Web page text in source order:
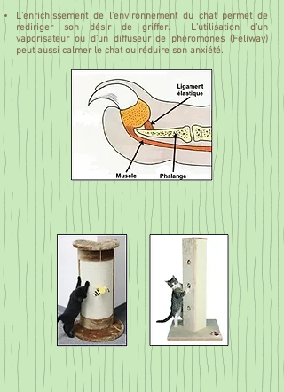
L’enrichissement de l’environnement du chat permet de
rediriger son désir de griffer. L’utilisation d’un
vaporisateur ou d’un diffuseur de phéromones (Feliway)
peut aussi calmer le chat ou réduire son anxiété.